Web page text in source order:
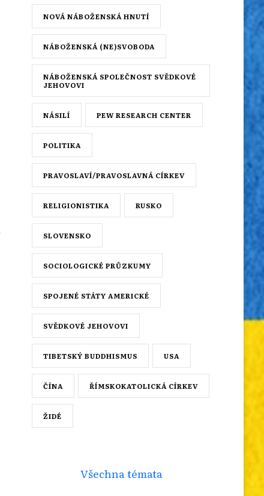
NOVÁ NÁBOŽENSKÁ HNUTÍ
NÁBOŽENSKÁ (NE)SVOBODA
NÁBOŽENSKÁ SPOLEČNOST SVĚDKOVÉ
JEHOVOVI
NÁSILÍ PEW RESEARCH CENTER
POLITIKA
PRAVOSLAVÍ/PRAVOSLAVNÁ CÍRKEV
RELIGIONISTIKA RUSKO
SLOVENSKO
SOCIOLOGICKÉ PRŮZKUMY
SPOJENÉ STÁTY AMERICKÉ
SVĚDKOVÉ JEHOVOVI
TIBETSKÝ BUDDHISMUS USA
ČÍNA ŘÍMSKOKATOLICKÁ CÍRKEV
ŽIDÉ
Všechna témata